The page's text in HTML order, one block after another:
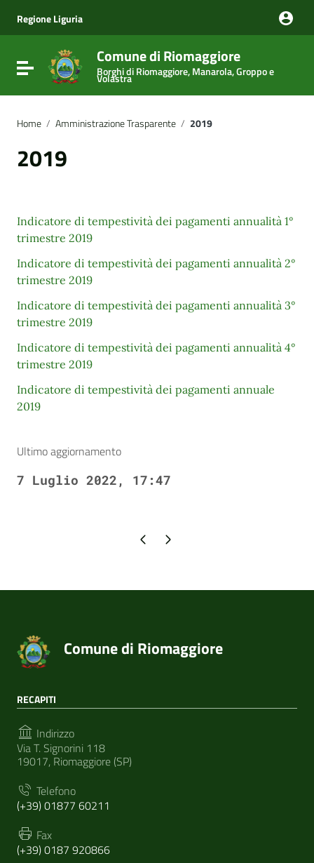
Vai al menu di navigazione
Vai al footer
Regione Liguria
Attiva / disattiva la navigazione
Comune di Riomaggiore
Borghi di Riomaggiore, Manarola, Groppo e
Volastra
Home / Amministrazione Trasparente / 2019
2019
Indicatore di tempestività dei pagamenti annualità 1°
trimestre 2019
Indicatore di tempestività dei pagamenti annualità 2°
trimestre 2019
Indicatore di tempestività dei pagamenti annualità 3°
trimestre 2019
Indicatore di tempestività dei pagamenti annualità 4°
trimestre 2019
Indicatore di tempestività dei pagamenti annuale
2019
Ultimo aggiornamento
7 Luglio 2022, 17:47
Pagina precedente
Pagina successiva
Comune di Riomaggiore
RECAPITI
Indirizzo
Via T. Signorini 118
19017, Riomaggiore (SP)
Telefono
(+39) 01877 60211
Fax
(+39) 0187 920866